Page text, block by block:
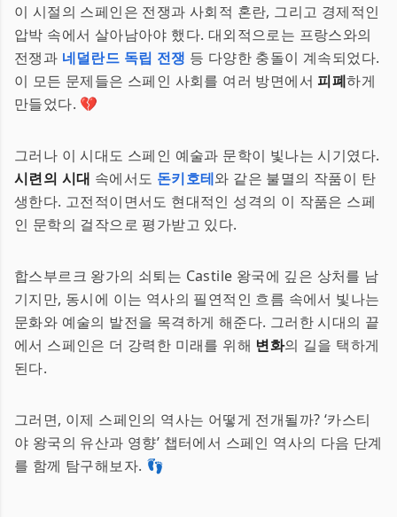
이 시절의 스페인은 전쟁과 사회적 혼란, 그리고 경제적인
압박 속에서 살아남아야 했다. 대외적으로는 프랑스와의
전쟁과 네덜란드 독립 전쟁 등 다양한 충돌이 계속되었다.
이 모든 문제들은 스페인 사회를 여러 방면에서피폐하게
만들었다. 💔
그러나 이 시대도 스페인 예술과 문학이 빛나는 시기였다.
시련의 시대 속에서도 돈키호테와 같은 불멸의 작품이 탄
생한다. 고전적이면서도 현대적인 성격의 이 작품은 스페
인 문학의 걸작으로 평가받고 있다.
합스부르크 왕가의 쇠퇴는 Castile 왕국에 깊은 상처를 남
기지만, 동시에 이는 역사의 필연적인 흐름 속에서 빛나는
문화와 예술의 발전을 목격하게 해준다. 그러한 시대의 끝
에서 스페인은 더 강력한 미래를 위해 변화의 길을 택하게
된다.
그러면, 이제 스페인의 역사는 어떻게 전개될까? ‘카스티
야 왕국의 유산과 영향’ 챕터에서 스페인 역사의 다음 단계
를 함께 탐구해보자. 👣